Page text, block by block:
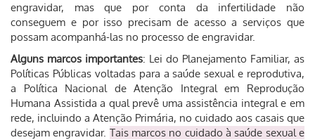
engravidar, mas que por conta da infertilidade não
conseguem e por isso precisam de acesso a serviços que
possam acompanhá-las no processo de engravidar.
Alguns marcos importantes: Lei do Planejamento Familiar, as
Políticas Públicas voltadas para a saúde sexual e reprodutiva,
a Política Nacional de Atenção Integral em Reprodução
Humana Assistida a qual prevê uma assistência integral e em
rede, incluindo a Atenção Primária, no cuidado aos casais que
desejam engravidar. Tais marcos no cuidado à saúde sexual e